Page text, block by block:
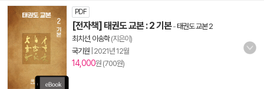
PDF
[전자책] 태권도 교본 : 2 기본-태권도 교본 2
최치선, 이송학(지은이)
국기원 2021년 12월
14,000원 (700원)